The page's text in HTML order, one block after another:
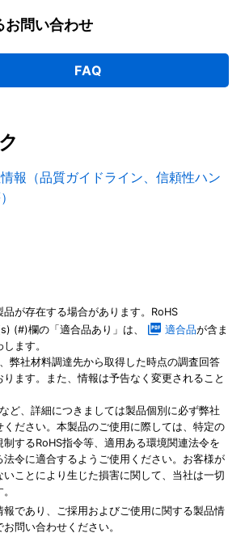
お問い合わせ
FAQ
報（品質ガイドライン、信頼性ハン
が存在する場合があります。RoHS
(#)欄の「適合品あり」は、
適合品が含ま
ます。
弊社材料調達先から取得した時点の調査回答
ます。また、情報は予告なく変更されること
ど、詳細につきましては製品個別に必ず弊社
ださい。本製品のご使用に際しては、特定の
するRoHS指令等、適用ある環境関連法令を
令に適合するようご使用ください。お客様が
ことにより生じた損害に関して、当社は一切
であり、ご採用およびご使用に関する製品情
問い合わせください。